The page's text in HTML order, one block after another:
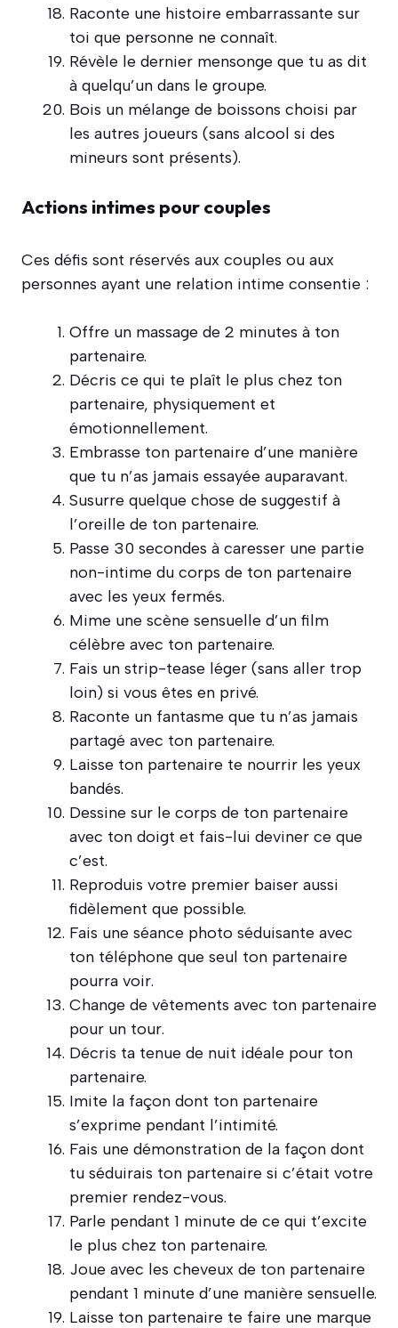
Raconte une histoire embarrassante sur
toi que personne ne connaît.
Révèle le dernier mensonge que tu as dit
à quelqu’un dans le groupe.
Bois un mélange de boissons choisi par
les autres joueurs (sans alcool si des
mineurs sont présents).
Actions intimes pour couples
Ces défis sont réservés aux couples ou aux
personnes ayant une relation intime consentie :
Offre un massage de 2 minutes à ton
partenaire.
Décris ce qui te plaît le plus chez ton
partenaire, physiquement et
émotionnellement.
Embrasse ton partenaire d’une manière
que tu n’as jamais essayée auparavant.
Susurre quelque chose de suggestif à
l’oreille de ton partenaire.
Passe 30 secondes à caresser une partie
non-intime du corps de ton partenaire
avec les yeux fermés.
Mime une scène sensuelle d’un film
célèbre avec ton partenaire.
Fais un strip-tease léger (sans aller trop
loin) si vous êtes en privé.
Raconte un fantasme que tu n’as jamais
partagé avec ton partenaire.
Laisse ton partenaire te nourrir les yeux
bandés.
Dessine sur le corps de ton partenaire
avec ton doigt et fais-lui deviner ce que
c’est.
Reproduis votre premier baiser aussi
fidèlement que possible.
Fais une séance photo séduisante avec
ton téléphone que seul ton partenaire
pourra voir.
Change de vêtements avec ton partenaire
pour un tour.
Décris ta tenue de nuit idéale pour ton
partenaire.
Imite la façon dont ton partenaire
s’exprime pendant l’intimité.
Fais une démonstration de la façon dont
tu séduirais ton partenaire si c’était votre
premier rendez-vous.
Parle pendant 1 minute de ce qui t’excite
le plus chez ton partenaire.
Joue avec les cheveux de ton partenaire
pendant 1 minute d’une manière sensuelle.
Laisse ton partenaire te faire une marque